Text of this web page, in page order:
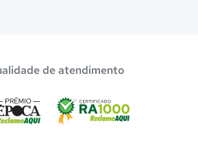
de atendimento